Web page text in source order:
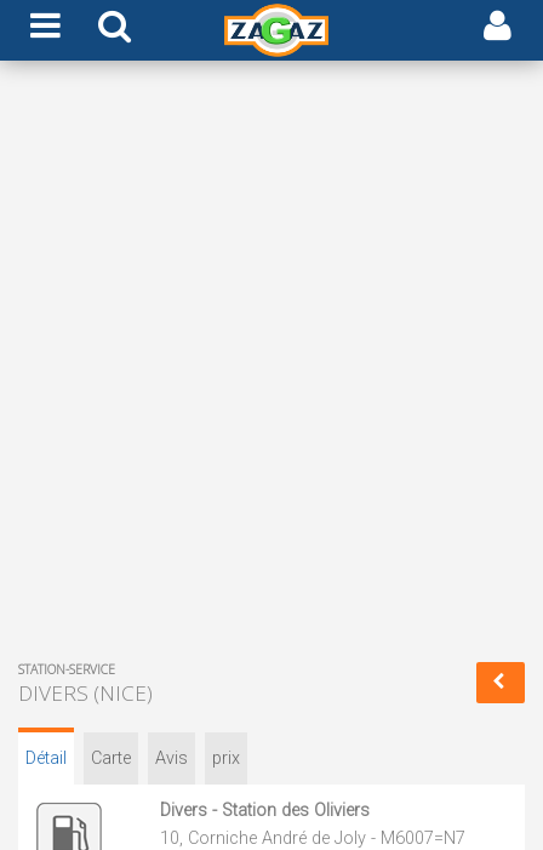
STATION-SERVICE
DIVERS (NICE)
Détail Carte Avis prix
Divers - Station des Oliviers
10, Corniche André de Joly - M6007=N7